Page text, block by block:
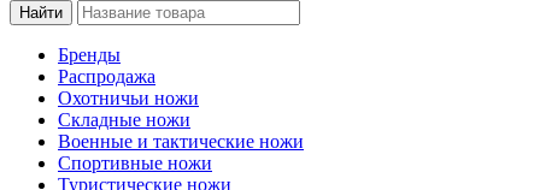
Бренды
Распродажа
Охотничьи ножи
Складные ножи
Военные и тактические ножи
Спортивные ножи
Туристические ножи